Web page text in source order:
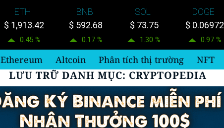
ETH
$ 1,913.42
0.45 %
BNB
$ 592.68
0.17 %
SOL
$ 73.75
1.30 %
DOGE
$ 0.06972
0.97 %
Ethereum Altcoin Phân tích thị trường NFT
LƯU TRỮ DANH MỤC: CRYPTOPEDIA